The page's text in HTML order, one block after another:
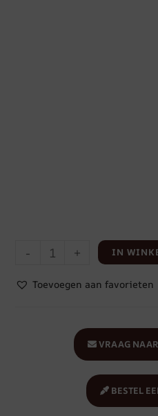
- + IN
Toevoegen aan favorieten
BESTEL
VRAAG